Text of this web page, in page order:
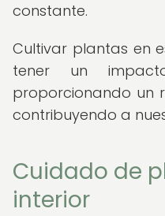
constante.
Cultivar plantas en
tener un
proporcionando un
contribuyendo a
Cuidado de
interior